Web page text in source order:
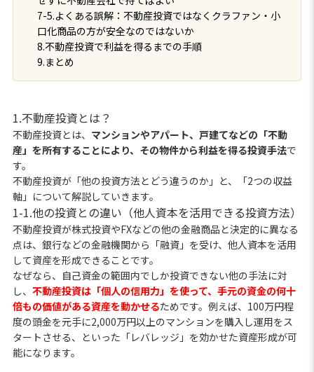
7-5.よくある誤解：不動産投資ではなくクラファン・小
口化商品の方が安全なのではないか
8.不動産投資で利益を得るまでの手順
9.まとめ
1.不動産投資とは？
不動産投資とは、 マンションやアパート、戸建てなどの「不動
産」を所有することにより、その物件から利益を得る投資手法で
す。
不動産投資が「他の投資方法とどう違うのか」と、「2つの収益
軸」について解説していきます。
1-1.他の投資との違い（他人資本を活用できる投資方法）
不動産投資が株式投資やFXなどの他の金融商品と決定的に異なる
点は、銀行などの金融機関から「融資」を受け、他人資本を活用
して資産を形成できることです。
なぜなら、自己資金の範囲内でしか投資できない他の手法に対
し、 不動産投資は「個人の信用力」を使って、手元の資金の何十
倍もの価値がある資産を動かせるためです。例えば、100万円程
度の頭金を元手に2,000万円以上のマンションを購入し運用をス
タートさせる、といった「レバレッジ」を効かせた資産形成が可
能になります。